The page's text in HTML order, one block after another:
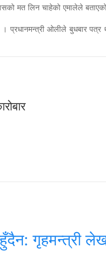
मत लिन चाहेको एमालेले
प्रधानमन्त्री ओलीले बुधबार
हुँदैन: गृहमन्त्री